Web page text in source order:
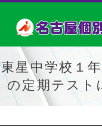
東星中学校１
の定期テスト